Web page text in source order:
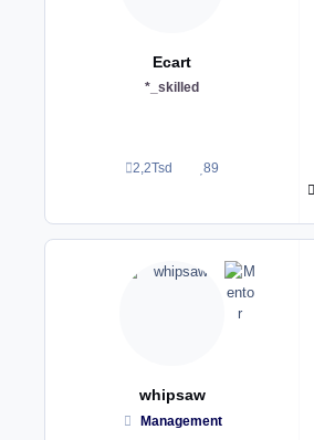
Ecart
*_skilled
2,2Tsd
Beiträge 89
Reputation
whipsaw
Management